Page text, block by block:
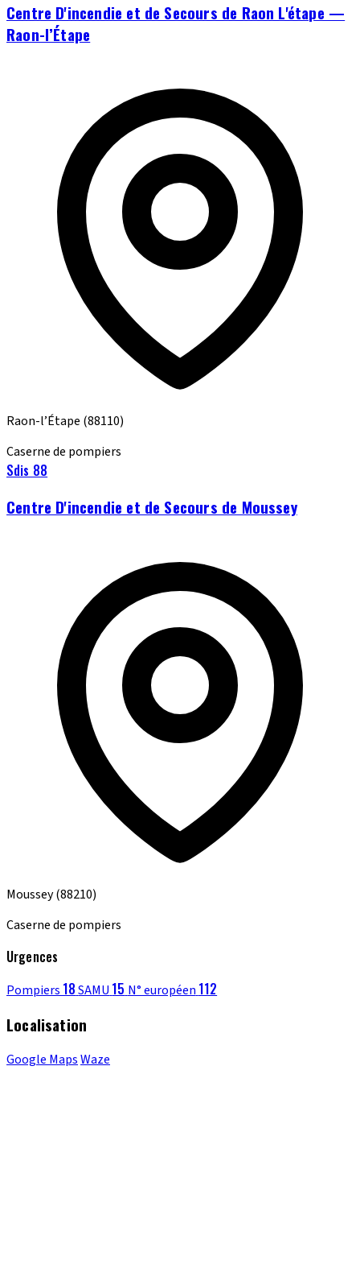
Centre D'incendie et de Secours de Raon L'étape —
Raon-l’Étape
Raon-l’Étape (88110)
Caserne de pompiers
Sdis 88
Centre D'incendie et de Secours de Moussey
Moussey(88210)
Caserne de pompiers
Urgences
Pompiers 18SAMU 15 N° européen 112
Localisation
Google MapsWaze